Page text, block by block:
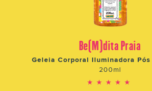
Be(M)dita Praia
Geleia Corporal Iluminadora Pós
200ml
★★★★★